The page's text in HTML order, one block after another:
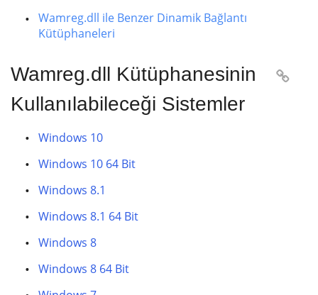
Wamreg.dll ile Benzer Dinamik Bağlantı
Kütüphaneleri
Wamreg.dll Kütüphanesinin
Kullanılabileceği Sistemler

Windows 10
Windows 10 64 Bit
Windows 8.1
Windows 8.1 64 Bit
Windows 8
Windows 8 64 Bit